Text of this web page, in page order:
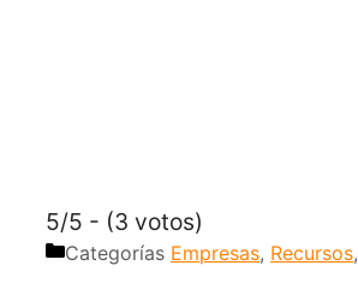
5/5 - (3 votos)
Categorías Empresas, Recursos,